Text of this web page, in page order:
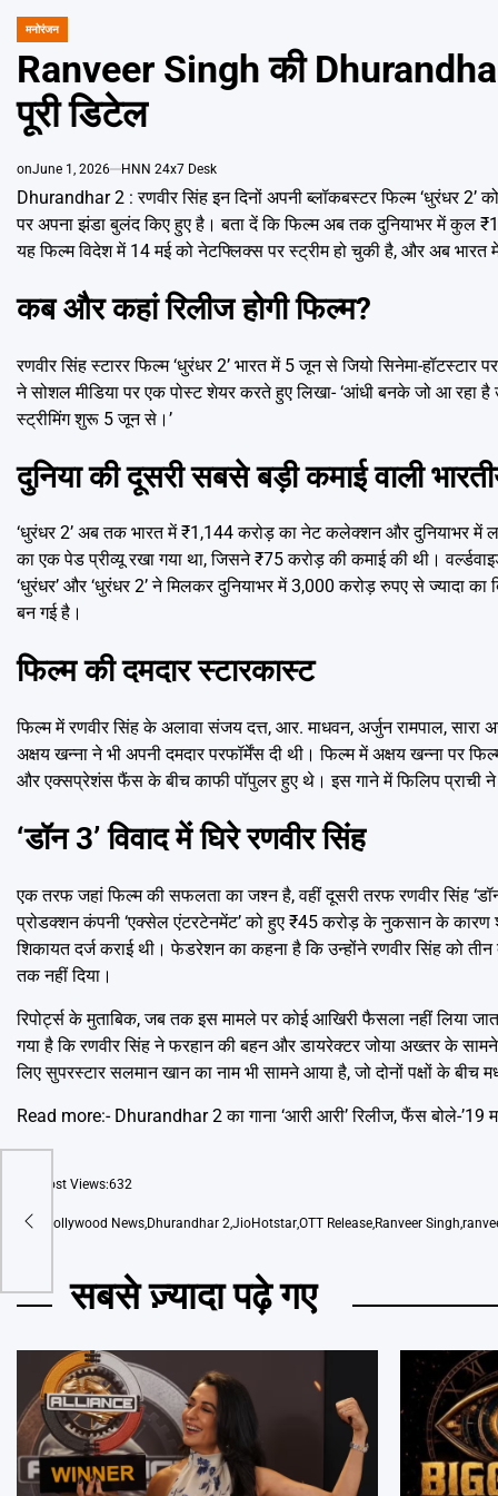
POSTED
IN
मनोरंजन
Ranveer Singh की Dhurandhar
पूरी डिटेल
onJune 1, 2026 HNN 24x7 Desk
Dhurandhar 2 : रणवीर सिंह इन दिनों अपनी ब्लॉकबस्टर फिल्म ‘धुरंधर
पर अपना झंडा बुलंद किए हुए है। बता दें कि फिल्म अब तक दुनियाभर में कुल
यह फिल्म विदेश में 14 मई को नेटफ्लिक्स पर स्ट्रीम हो चुकी है, और अब भारत में
कब और कहां रिलीज होगी फिल्म?
रणवीर सिंह स्टारर फिल्म ‘धुरंधर 2’ भारत में 5 जून से जियो सिनेमा-हॉटस्टार
ने सोशल मीडिया पर एक पोस्ट शेयर करते हुए लिखा- ‘आंधी बनके जो आ रहा
स्ट्रीमिंग शुरू 5 जून से।’
दुनिया की दूसरी सबसे बड़ी कमाई वाली
‘धुरंधर 2’ अब तक भारत में ₹1,144 करोड़ का नेट कलेक्शन और दुनियाभर में
का एक पेड प्रीव्यू रखा गया था, जिसने ₹75 करोड़ की कमाई की थी।
‘धुरंधर’ और ‘धुरंधर 2’ ने मिलकर दुनियाभर में 3,000 करोड़ रुपए से ज्यादा
बन गई है।
फिल्म की दमदार स्टारकास्ट
फिल्म में रणवीर सिंह के अलावा संजय दत्त, आर. माधवन, अर्जुन रामपाल, सारा
अक्षय खन्ना ने भी अपनी दमदार परफॉर्मेंस दी थी। फिल्म में अक्षय खन्ना पर
और एक्सप्रेशंस फैंस के बीच काफी पॉपुलर हुए थे। इस गाने में फिलिप प्राची ने
‘डॉन 3’ विवाद में घिरे रणवीर सिंह
एक तरफ जहां फिल्म की सफलता का जश्न है, वहीं दूसरी तरफ रणवीर सिंह
प्रोडक्शन कंपनी ‘एक्सेल एंटरटेनमेंट’ को हुए ₹45 करोड़ के नुकसान के
शिकायत दर्ज कराई थी। फेडरेशन का कहना है कि उन्होंने रणवीर सिंह को
तक नहीं दिया।
रिपोर्ट्स के मुताबिक, जब तक इस मामले पर कोई आखिरी फैसला नहीं लिया
गया है कि रणवीर सिंह ने फरहान की बहन और डायरेक्टर जोया अख्तर के
लिए सुपरस्टार सलमान खान का नाम भी सामने आया है, जो दोनों पक्षों के
Read more:- Dhurandhar 2 का गाना ‘आरी आरी’ रिलीज, फैंस बोले-’19
Post Views:632
Tags Bollywood News Dhurandhar 2 JioHotstarOTT Release Ranveer Singh
सबसे ज़्यादा पढ़े गए